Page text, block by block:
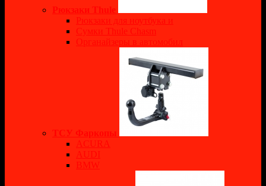
Рюкзаки Thule
Рюкзаки для ноутбука и
Сумки Thule Chasm
Органайзеры в автомобил
ТСУ Фаркопы
ACURA
AUDI
BMW